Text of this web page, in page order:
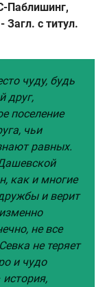
Паблишинг,
с титул.
чуду, будь
друг,
поселение
чьи
равных.
как и многие
и верит
не все
не теряет
и чудо